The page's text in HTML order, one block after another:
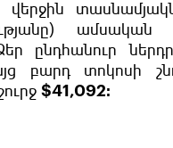
վերջին
ամսական
ընդհանուր
բարդ տոկոսի
$41,092։